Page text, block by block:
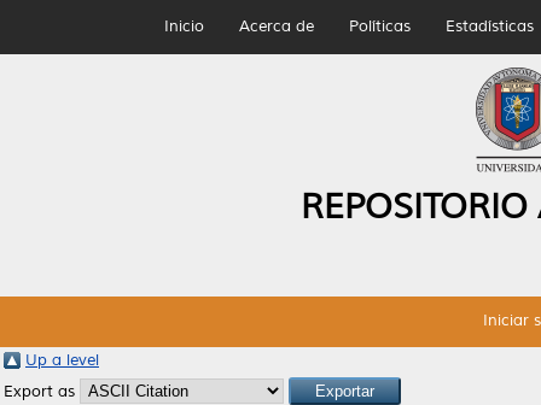
Inicio Acerca de Políticas Estadísticas
Iniciar
Up a level
Export as